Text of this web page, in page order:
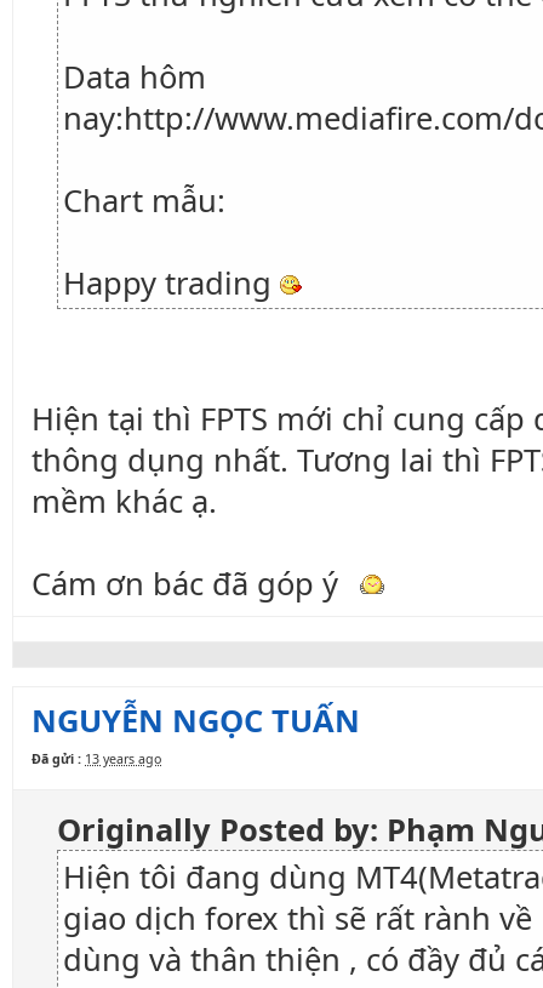
Data hôm
nay:http://www.mediafire.com/
Chart mẫu:
Happy trading
Hiện tại thì FPTS mới chỉ cung
thông dụng nhất. Tương lai thì
mềm khác ạ.
Cám ơn bác đã góp ý
NGUYỄN NGỌC TUẤN
Đã gửi : 13 years ago
Originally Posted by: Phạm
Hiện tôi đang dùng
giao dịch forex thì sẽ rất rành
dùng và thân thiện , có đầy đủ